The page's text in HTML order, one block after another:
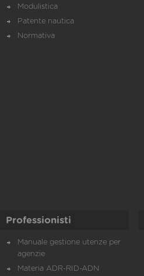
Modulistica
Patente nautica
Normativa
Professionisti
Manuale gestione utenze per
agenzie
Materia ADR-RID-ADN